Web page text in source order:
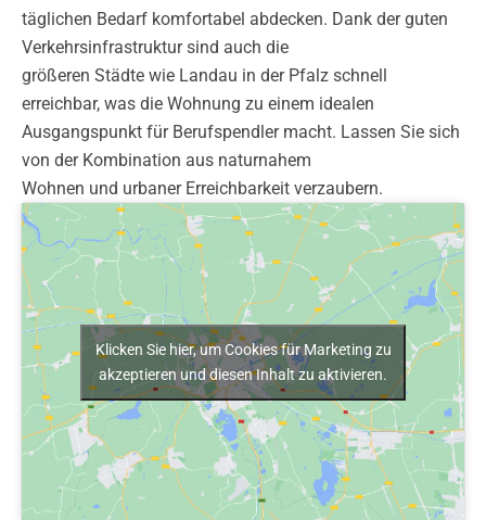
täglichen Bedarf komfortabel abdecken. Dank der guten
Verkehrsinfrastruktur sind auch die
größeren Städte wie Landau in der Pfalz schnell
erreichbar, was die Wohnung zu einem idealen
Ausgangspunkt für Berufspendler macht. Lassen Sie sich
von der Kombination aus naturnahem
Wohnen und urbaner Erreichbarkeit verzaubern.
Klicken Sie hier, um Cookies für Marketing zu
akzeptieren und diesen Inhalt zu aktivieren.